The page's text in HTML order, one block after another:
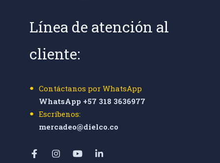
Línea de atención al
cliente:
Contáctanos por WhatsApp
WhatsApp +57 318 3636977
Escríbenos:
mercadeo@dielco.co